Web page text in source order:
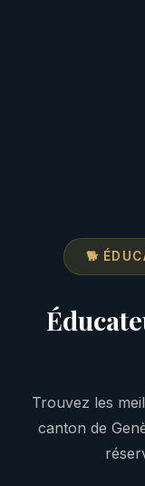
🐕
Trouvez les
canton de